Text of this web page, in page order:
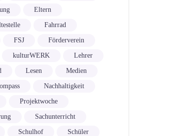
Eltern
Fahrrad
FSJ Förderverein
kulturWERK Lehrer
Lesen Medien
Nachhaltigkeit
Projektwoche
Sachunterricht
Schulhof Schüler